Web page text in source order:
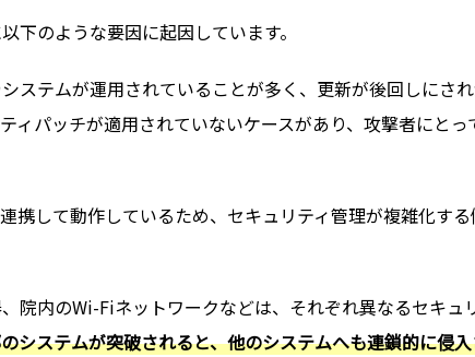
下のような要因に起因しています。
ステムが運用されていることが多く、更新が後回しにさ
ィパッチが適用されていないケースがあり、攻撃者にとっ
携して動作しているため、セキュリティ管理が複雑化する
院内のWi-Fiネットワークなどは、それぞれ異なるセキュ
システムが突破されると、他のシステムへも連鎖的に侵